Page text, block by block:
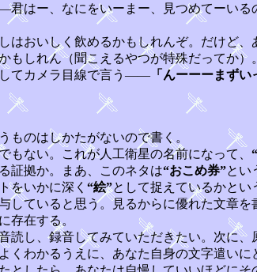
はー、なにをいーまー、見つめてーいる
はおいしく飲めるかもしれんぞ。だけど、
もしれん（聞こえるやつが特殊だってか
てカメラ目線で言う―― 「んーーーまずい
のはしかたがないので書く。
もない。これが人工衛星の名前になって、
証拠か。まあ、このネタは“おこめ券”とい
をいかに深く “絵”として捉えているかとい
ていると思う。見るからに優れた文章
存在する。
し、録音してみていただきたい。次に
わかるうえに、あなた自身の文字遣い